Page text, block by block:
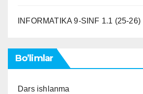
INFORMATIKA 9-SINF 1.1 (25-26)
Bo’limlar
Dars ishlanma